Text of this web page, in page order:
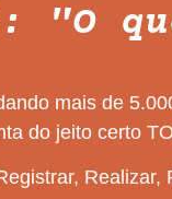
"O
mais de
do jeito certo
Realizar,